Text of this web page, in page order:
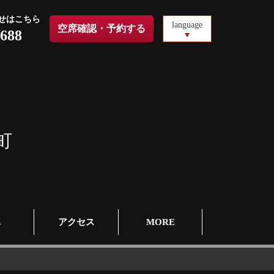
はこちら
空席確認・予約する language
アクセス MORE